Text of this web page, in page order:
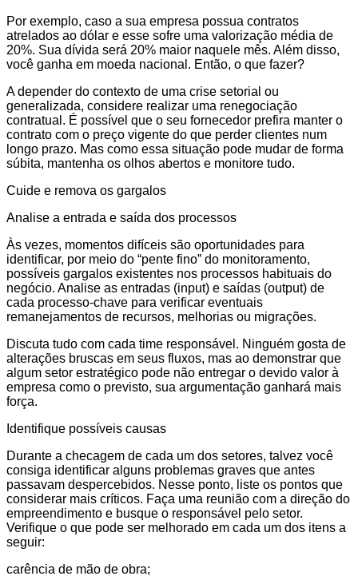
Por exemplo, caso a sua empresa possua contratos
atrelados ao dólar e esse sofre uma valorização média de
20%. Sua dívida será 20% maior naquele mês. Além disso,
você ganha em moeda nacional. Então, o que fazer?
A depender do contexto de uma crise setorial ou
generalizada, considere realizar uma renegociação
contratual. É possível que o seu fornecedor prefira manter o
contrato com o preço vigente do que perder clientes num
longo prazo. Mas como essa situação pode mudar de forma
súbita, mantenha os olhos abertos e monitore tudo.
Cuide e remova os gargalos
Analise a entrada e saída dos processos
Às vezes, momentos difíceis são oportunidades para
identificar, por meio do “pente fino” do monitoramento,
possíveis gargalos existentes nos processos habituais do
negócio. Analise as entradas (input) e saídas (output) de
cada processo-chave para verificar eventuais
remanejamentos de recursos, melhorias ou migrações.
Discuta tudo com cada time responsável. Ninguém gosta de
alterações bruscas em seus fluxos, mas ao demonstrar que
algum setor estratégico pode não entregar o devido valor à
empresa como o previsto, sua argumentação ganhará mais
força.
Identifique possíveis causas
Durante a checagem de cada um dos setores, talvez você
consiga identificar alguns problemas graves que antes
passavam despercebidos. Nesse ponto, liste os pontos que
considerar mais críticos. Faça uma reunião com a direção do
empreendimento e busque o responsável pelo setor.
Verifique o que pode ser melhorado em cada um dos itens a
seguir:
carência de mão de obra;